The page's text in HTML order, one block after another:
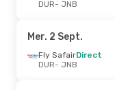
DUR- JNB
Mer. 2 Sept.
Fly SafairDirect
DUR- JNB